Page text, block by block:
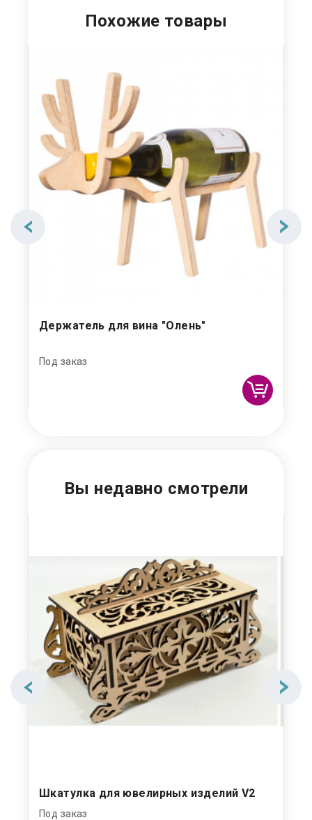
Похожие товары
Держатель для вина "Олень"
Под заказ
Вы недавно смотрели
Шкатулка для ювелирных изделий V2
Под заказ